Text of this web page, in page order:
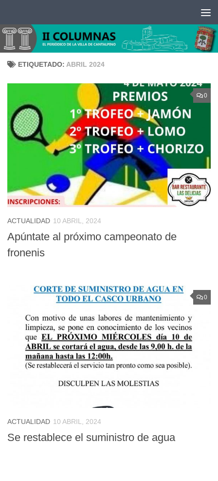
ETIQUETADO: ABRIL 2024
0
ACTUALIDAD 10 ABRIL, 2024
Apúntate al próximo campeonato de
fronenis
0
ACTUALIDAD 10 ABRIL, 2024
Se restablece el suministro de agua